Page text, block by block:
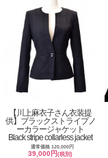
【川上麻衣子さん衣装提
供】ブラックストライプノ
ーカラージャケット
Black stripe collarless jacket
通常価格 120,000円
39,000円(税別)